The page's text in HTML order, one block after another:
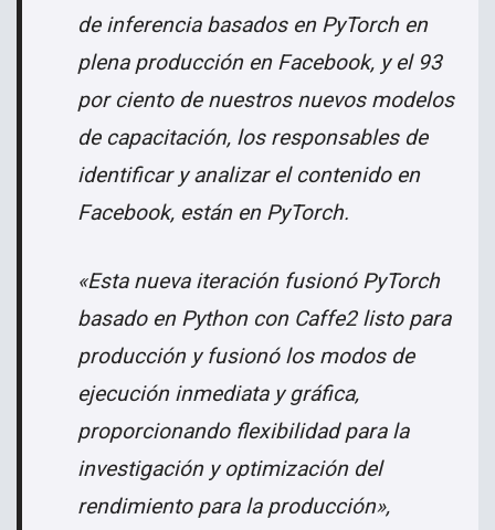
de inferencia basados ​​en PyTorch en
plena producción en Facebook, y el 93
por ciento de nuestros nuevos modelos
de capacitación, los responsables de
identificar y analizar el contenido en
Facebook, están en PyTorch.
«Esta nueva iteración fusionó PyTorch
basado en Python con Caffe2 listo para
producción y fusionó los modos de
ejecución inmediata y gráfica,
proporcionando flexibilidad para la
investigación y optimización del
rendimiento para la producción»,